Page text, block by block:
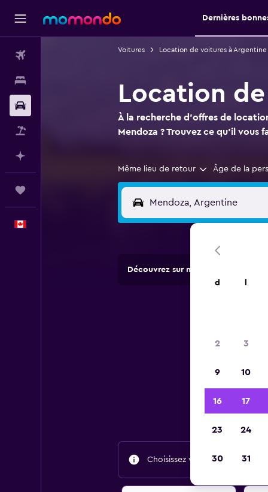
Dernières
Voitures Location de voitures à Argentine
Location
À la recherche d'offres de
Mendoza ? Trouvez ce qu'il vous
Même lieu de retour Âge de la
Découvrez sur momondo des
Choisissez vos dates de
d
2 3
9 10
16 17
23 24
30 31